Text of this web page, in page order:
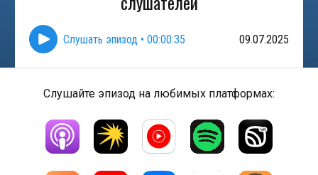
Слушать эпизод • 00:00:35 09.07.2025
Слушайте эпизод на любимых платформах: